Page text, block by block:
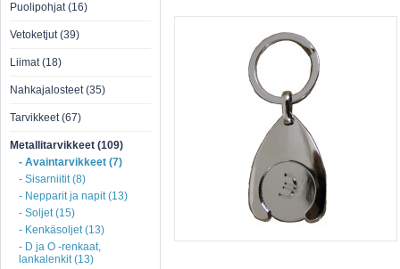
Puolipohjat (16)
Vetoketjut (39)
Liimat (18)
Nahkajalosteet (35)
Tarvikkeet (67)
Metallitarvikkeet (109)
- Avaintarvikkeet (7)
- Sisarniitit (8)
- Nepparit ja napit (13)
- Soljet (15)
- Kenkäsoljet (13)
- D ja O -renkaat,
lankalenkit (13)